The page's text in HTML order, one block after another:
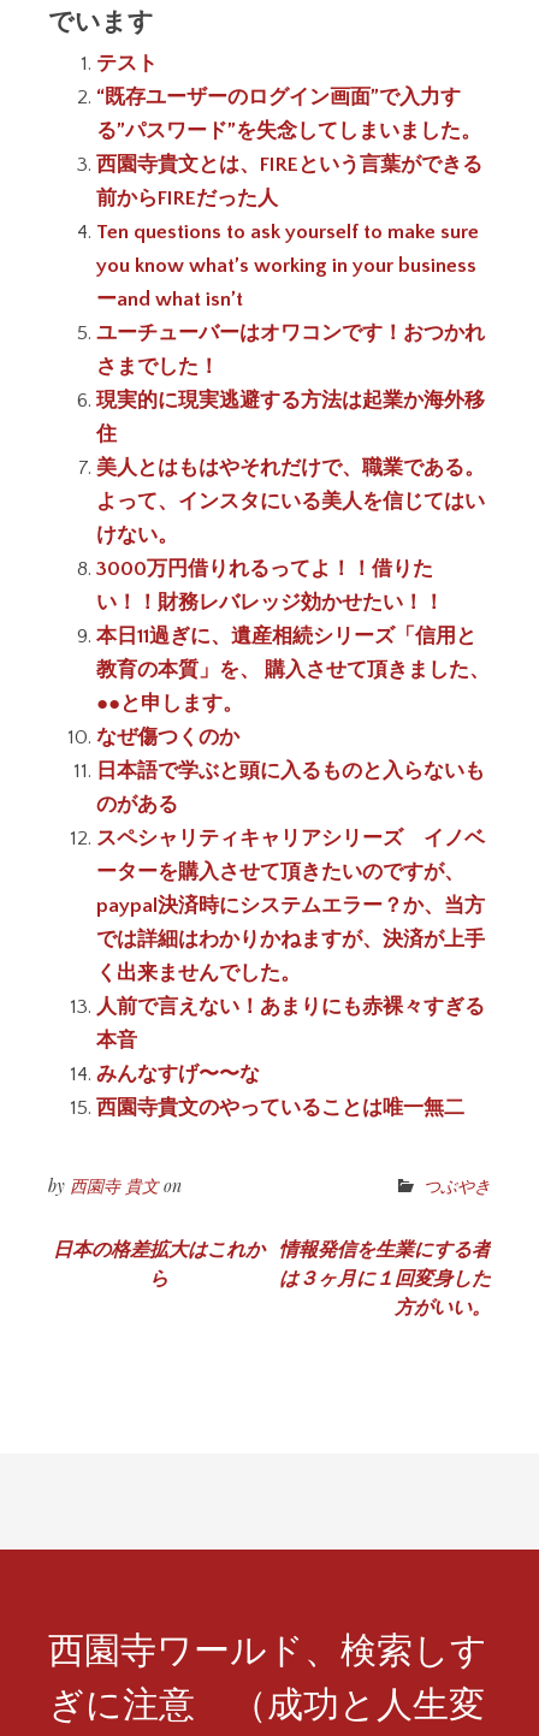
でいます
テスト
“既存ユーザーのログイン画面”で入力す
る”パスワード”を失念してしまいました。
西園寺貴文とは、FIREという言葉ができる
前からFIREだった人
Ten questions to ask yourself to make sure
you know what’s working in your business
ーand what isn’t
ユーチューバーはオワコンです！おつかれ
さまでした！
現実的に現実逃避する方法は起業か海外移
住
美人とはもはやそれだけで、職業である。
よって、インスタにいる美人を信じてはい
けない。
3000万円借りれるってよ！！借りた
い！！財務レバレッジ効かせたい！！
本日11過ぎに、遺産相続シリーズ「信用と
教育の本質」を、 購入させて頂きました、
●●と申します。
なぜ傷つくのか
日本語で学ぶと頭に入るものと入らないも
のがある
スペシャリティキャリアシリーズ イノベ
ーターを購入させて頂きたいのですが、
paypal決済時にシステムエラー？か、当方
では詳細はわかりかねますが、決済が上手
く出来ませんでした。
人前で言えない！あまりにも赤裸々すぎる
本音
みんなすげ〜〜な
西園寺貴文のやっていることは唯一無二
by 西園寺 貴文on つぶやき
投
ョ
日本の格差拡大はこれか
ら
情報発信を生業にする者
は３ヶ月に１回変身した
方がいい。
西園寺ワールド、検索しす
ぎに注意 （成功と人生変